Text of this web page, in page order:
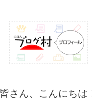
皆さん、こんにちは